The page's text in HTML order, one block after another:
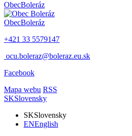
ObecBoleráz
ObecBoleráz
+421 33 5579147
ocu.boleraz@boleraz.eu.sk
Facebook
Mapa webu RSS
SKSlovensky
SKSlovensky
ENEnglish